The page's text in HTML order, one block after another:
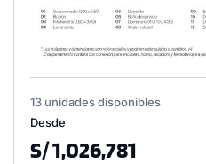
13 unidades disponibles
Desde
S/ 1,026,781